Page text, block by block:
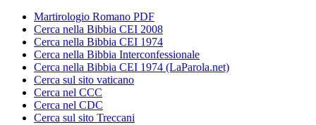
Martirologio Romano PDF
Cerca nella Bibbia CEI 2008
Cerca nella Bibbia CEI 1974
Cerca nella Bibbia Interconfessionale
Cerca nella Bibbia CEI 1974 (LaParola.net)
Cerca sul sito vaticano
Cerca nel CCC
Cerca nel CDC
Cerca sul sito Treccani